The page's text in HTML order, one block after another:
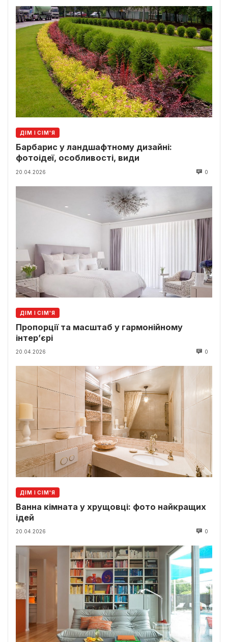
ДІМ І СІМ'Я
Барбарис у ландшафтному дизайні:
фотоідеї, особливості, види
20.04.2026 0
ДІМ І СІМ'Я
Пропорції та масштаб у гармонійному
інтер’єрі
20.04.2026 0
ДІМ І СІМ'Я
Ванна кімната у хрущовці: фото найкращих
ідей
20.04.2026 0